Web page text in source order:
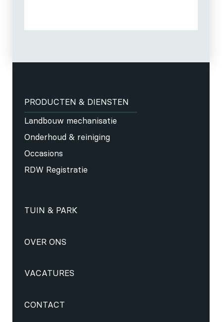
PRODUCTEN & DIENSTEN
Landbouw mechanisatie
Onderhoud & reiniging
Occasions
RDW Registratie
TUIN & PARK
OVER ONS
VACATURES
CONTACT